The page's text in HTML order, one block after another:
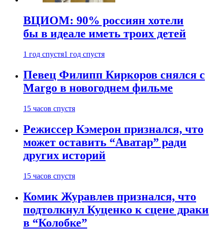
ВЦИОМ: 90% россиян хотели
бы в идеале иметь троих детей
1 год спустя1 год спустя
Певец Филипп Киркоров снялся с
Margo в новогоднем фильме
15 часов спустя
Режиссер Кэмерон признался, что
может оставить “Аватар” ради
других историй
15 часов спустя
Комик Журавлев признался, что
подтолкнул Куценко к сцене драки
в “Колобке”